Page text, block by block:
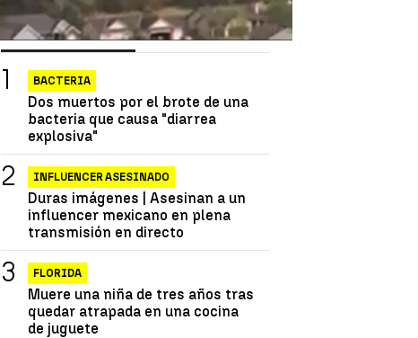
Las más vistas Lo último
BACTERIA
Dos muertos por el brote de una
bacteria que causa "diarrea
explosiva"
INFLUENCER ASESINADO
Duras imágenes | Asesinan a un
influencer mexicano en plena
transmisión en directo
FLORIDA
Muere una niña de tres años tras
quedar atrapada en una cocina
de juguete